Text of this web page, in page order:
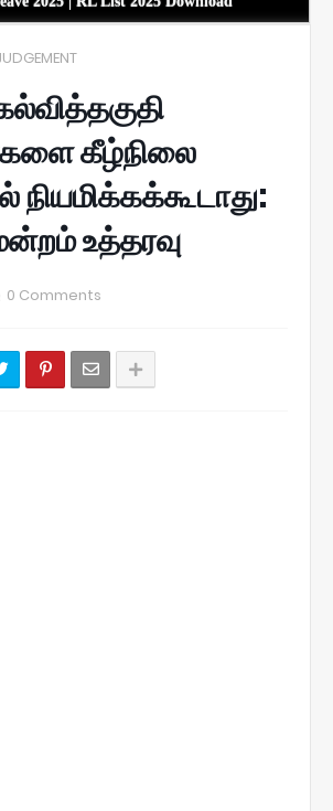
கீழ்நிலை
நியமிக்கக்கூடாது:
உத்தரவு
0 Comments